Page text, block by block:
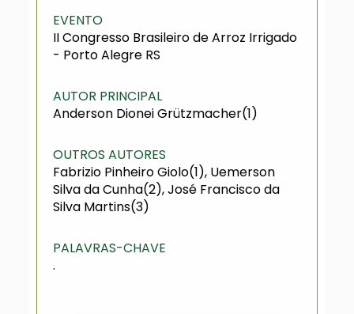
EVENTO
II Congresso Brasileiro de Arroz Irrigado
- Porto Alegre RS
AUTOR PRINCIPAL
Anderson Dionei Grützmacher(1)
OUTROS AUTORES
Fabrizio Pinheiro Giolo(1), Uemerson
Silva da Cunha(2), José Francisco da
Silva Martins(3)
PALAVRAS-CHAVE
.